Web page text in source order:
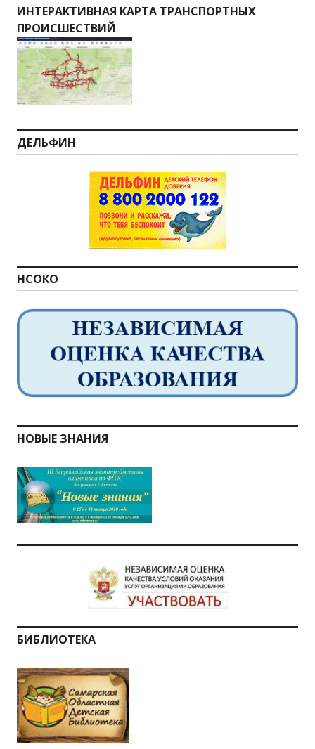
ИНТЕРАКТИВНАЯ КАРТА ТРАНСПОРТНЫХ
ПРОИСШЕСТВИЙ
ДЕЛЬФИН
НСОКО
НОВЫЕ ЗНАНИЯ
БИБЛИОТЕКА